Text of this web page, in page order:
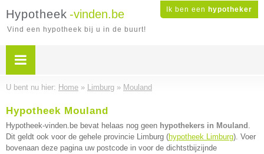
Ik ben een hypotheker
Hypotheek -vinden.be
Vind een hypotheek bij u in de buurt!
U bent nu hier: Home » Limburg » Mouland
Hypotheek Mouland
Hypotheek-vinden.be bevat helaas nog geen hypothekers in Mouland .
Dit geldt ook voor de gehele provincie Limburg (hypotheek Limburg). Voer
bovenaan deze pagina uw postcode in voor de dichtstbijzijnde